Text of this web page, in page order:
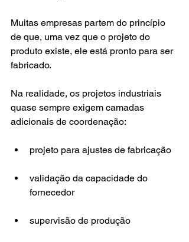
Muitas empresas partem do princípio
de que, uma vez que o projeto do
produto existe, ele está pronto para ser
fabricado.
Na realidade, os projetos industriais
quase sempre exigem camadas
adicionais de coordenação:
projeto para ajustes de fabricação
validação da capacidade do
fornecedor
supervisão de produção